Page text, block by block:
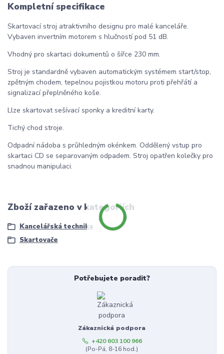
Kompletní specifikace
Skartovací stroj atraktivního designu pro malé kanceláře.
Vybaven invertním motorem s hlučností pod 51 dB.
Vhodný pro skartaci dokumentů o šířce 230 mm.
Stroj je standardně vybaven automatickým systémem start/stop,
zpětným chodem, tepelnou pojistkou motoru proti přehřátí a
signalizací přeplněného koše.
Llze skartovat sešívací sponky a kreditní karty.
Tichý chod stroje.
Odpadní nádoba s průhledným okénkem. Oddělený vstup pro
skartaci CD se separovaným odpadem. Stroj opatřen kolečky pro
snadnou manipulaci.
Zboží zařazeno v kategoriích
Kancelářská technika
Skartovače
Potřebujete poradit?
Zákaznická podpora
+420 603 100 966
(Po-Pá, 8-16 hod.)